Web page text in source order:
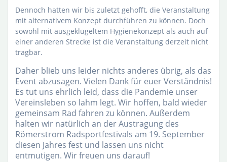
Dennoch hatten wir bis zuletzt gehofft, die Veranstaltung
mit alternativem Konzept durchführen zu können. Doch
sowohl mit ausgeklügeltem Hygienekonzept als auch auf
einer anderen Strecke ist die Veranstaltung derzeit nicht
tragbar.
Daher blieb uns leider nichts anderes übrig, als das
Event abzusagen. Vielen Dank für euer Verständnis!
Es tut uns ehrlich leid, dass die Pandemie unser
Vereinsleben so lahm legt. Wir hoffen, bald wieder
gemeinsam Rad fahren zu können. Außerdem
halten wir natürlich an der Austragung des
Römerstrom Radsportfestivals am 19. September
diesen Jahres fest und lassen uns nicht
entmutigen. Wir freuen uns darauf!